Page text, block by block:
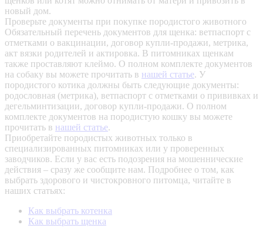
новый дом.
Проверьте документы при покупке породистого животного
Обязательный перечень документов для щенка: ветпаспорт с
отметками о вакцинации, договор купли-продажи, метрика,
акт вязки родителей и актировка. В питомниках щенкам
также проставляют клеймо. О полном комплекте документов
на собаку вы можете прочитать в нашей статье. У
породистого котика должны быть следующие документы:
родословная (метрика), ветпаспорт с отметками о прививках и
дегельминтизации, договор купли-продажи. О полном
комплекте документов на породистую кошку вы можете
прочитать в нашей статье.
Приобретайте породистых животных только в
специализированных питомниках или у проверенных
заводчиков. Если у вас есть подозрения на мошеннические
действия – сразу же сообщите нам. Подробнее о том, как
выбрать здорового и чистокровного питомца, читайте в
наших статьях:
Как выбрать котенка
Как выбрать щенка